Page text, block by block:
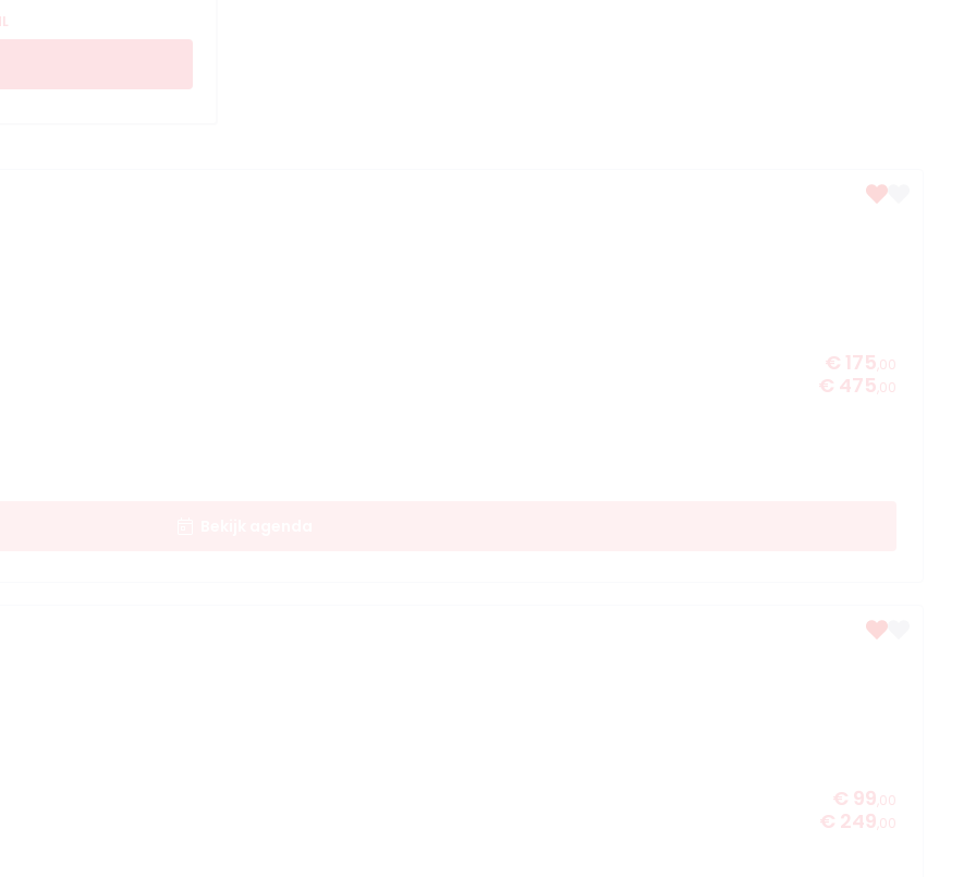
€ 175 ,00
€ 475 ,00
€ 99 ,00
€ 249 ,00